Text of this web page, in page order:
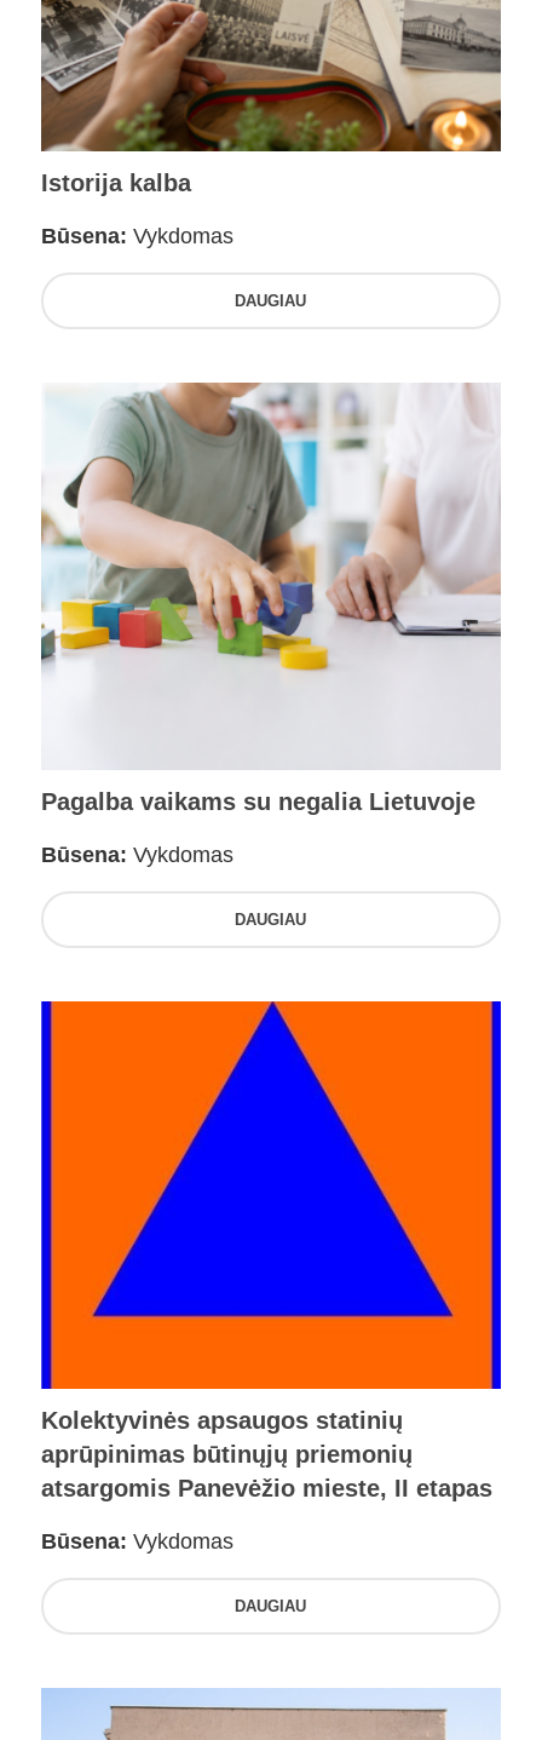
Istorija kalba
Būsena: Vykdomas
DAUGIAU
Pagalba vaikams su negalia Lietuvoje
Būsena: Vykdomas
DAUGIAU
Kolektyvinės apsaugos statinių
aprūpinimas būtinųjų priemonių
atsargomis Panevėžio mieste, II etapas
Būsena: Vykdomas
DAUGIAU